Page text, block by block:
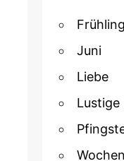
Frühling
Juni
Liebe
Lustige